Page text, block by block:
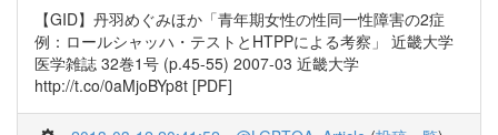
【GID】丹羽めぐみほか「青年期女性の性同一性障害の2症
例：ロールシャッハ・テストとHTPPによる考察」 近畿大学
医学雑誌 32巻1号 (p.45-55) 2007-03 近畿大学
http://t.co/0aMjoBYp8t [PDF]